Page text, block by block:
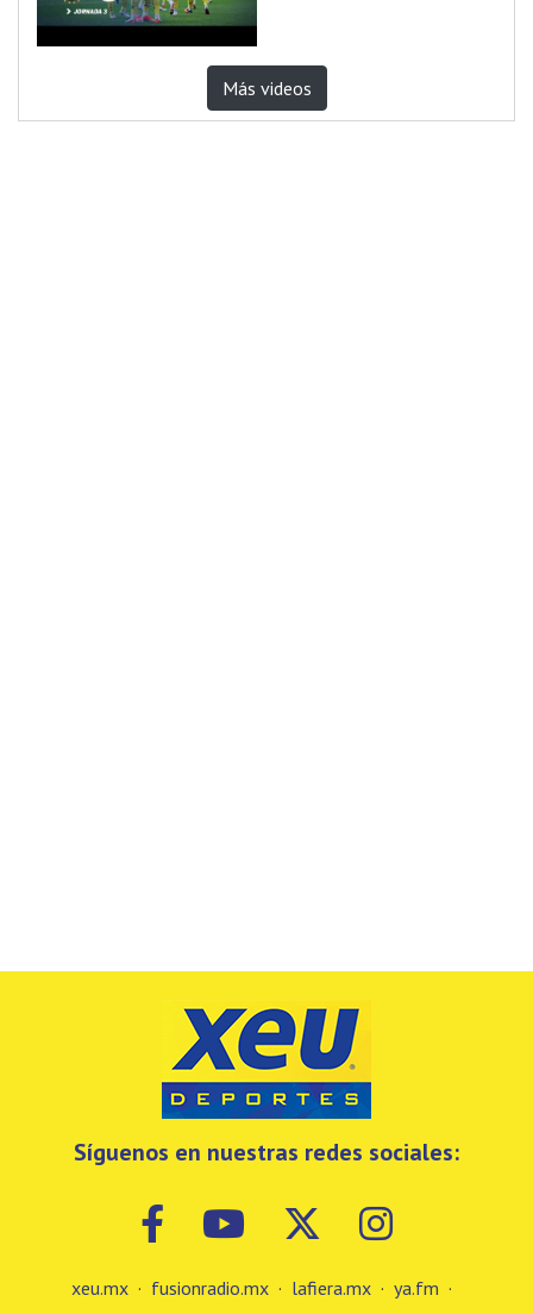
Más videos
Síguenos en nuestras redes sociales:
xeu.mx · fusionradio.mx · lafiera.mx · ya.fm ·